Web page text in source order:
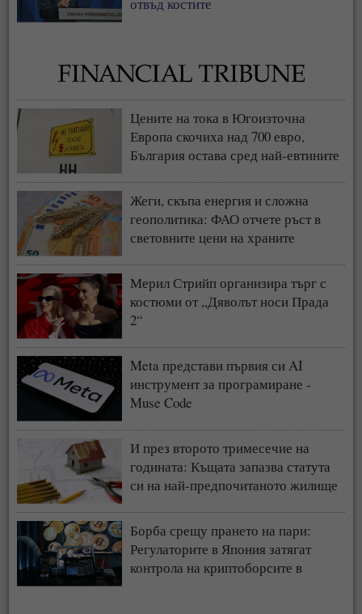
Цените на тока в Югоизточна
Европа скочиха над 700 евро,
България остава сред най-евтините
Жеги, скъпа енергия и сложна
геополитика: ФАО отчете ръст в
световните цени на храните
Мерил Стрийп организира търг с
костюми от „Дяволът носи Прада
2“
Meta представи първия си AI
инструмент за програмиране -
Muse Code
И през второто тримесечие на
годината: Къщата запазва статута
си на най-предпочитаното жилище
Борба срещу прането на пари:
Регулаторите в Япония затягат
контрола на криптоборсите в